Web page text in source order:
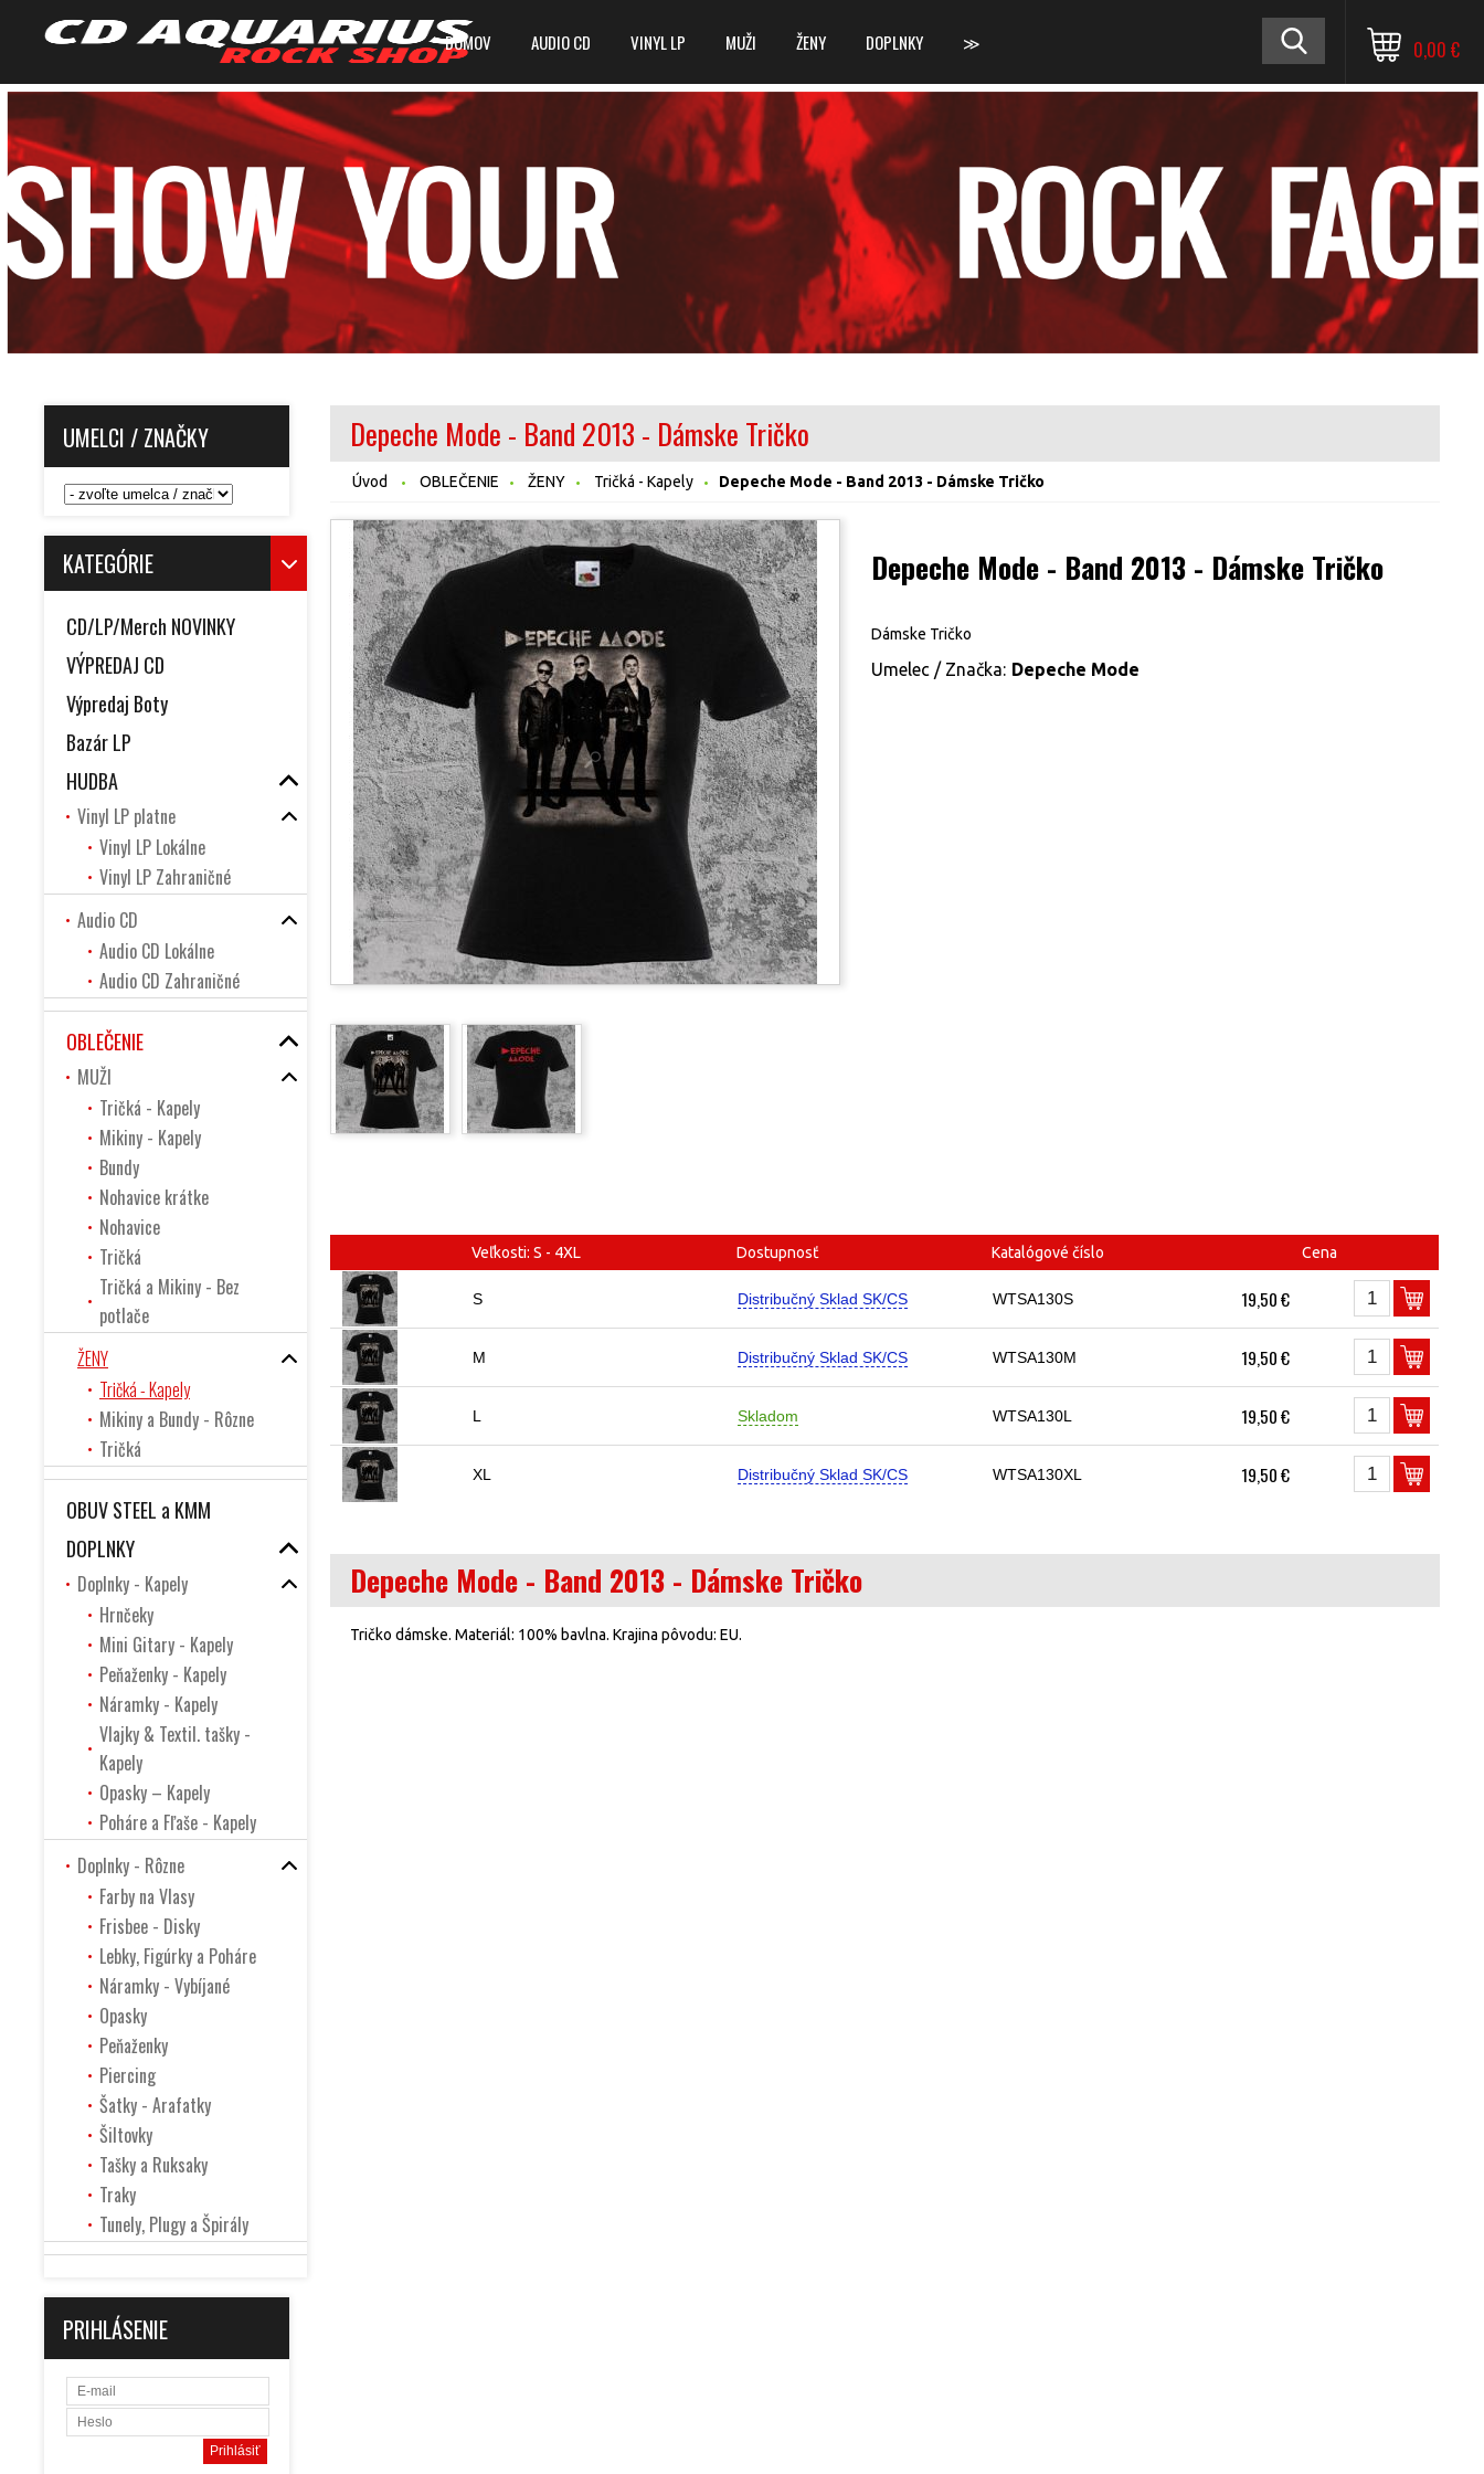
DOMOV AUDIO CD VINYL LP MUŽI ŽENY DOPLNKY ≫ 0,00 €
UMELCI / ZNAČKY
KATEGÓRIE
CD/LP/Merch NOVINKY
VÝPREDAJ CD
Výpredaj Boty
Bazár LP
HUDBA
Vinyl LP platne
Vinyl LP Lokálne
Vinyl LP Zahraničné
Audio CD
Audio CD Lokálne
Audio CD Zahraničné
OBLEČENIE
MUŽI
Tričká - Kapely
Mikiny - Kapely
Bundy
Nohavice krátke
Nohavice
Tričká
Tričká a Mikiny - Bez
potlače
ŽENY
Tričká - Kapely
Mikiny a Bundy - Rôzne
Tričká
OBUV STEEL a KMM
DOPLNKY
Doplnky - Kapely
Hrnčeky
Mini Gitary - Kapely
Peňaženky - Kapely
Náramky - Kapely
Vlajky & Textil. tašky -
Kapely
Opasky – Kapely
Poháre a Fľaše - Kapely
Doplnky - Rôzne
Farby na Vlasy
Frisbee - Disky
Lebky, Figúrky a Poháre
Náramky - Vybíjané
Opasky
Peňaženky
Piercing
Šatky - Arafatky
Šiltovky
Tašky a Ruksaky
Traky
Tunely, Plugy a Špirály
PRIHLÁSENIE
Depeche Mode - Band 2013 - Dámske Tričko
Úvod OBLEČENIE ŽENY Tričká - Kapely Depeche Mode - Band 2013 - Dámske Tričko
Depeche Mode - Band 2013 - Dámske Tričko
Dámske Tričko
Umelec / Značka: Depeche Mode
Veľkosti: S - 4XL Dostupnosť Katalógové číslo Cena
S Distribučný Sklad SK/CS WTSA130S 19,50 €
M Distribučný Sklad SK/CS WTSA130M 19,50 €
L Skladom WTSA130L 19,50 €
XL Distribučný Sklad SK/CS WTSA130XL 19,50 €
Depeche Mode - Band 2013 - Dámske Tričko
Tričko dámske. Materiál: 100% bavlna. Krajina pôvodu: EU.